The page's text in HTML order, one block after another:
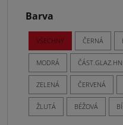
Barva
VŠECHNY ČERNÁ
MODRÁ
ZELENÁ ČERVENÁ
ŽLUTÁ BÉŽOVÁ